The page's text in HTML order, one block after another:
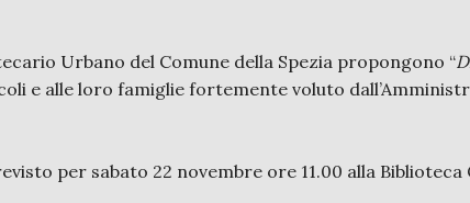
Urbano del Comune della Spezia propongono “
e alle loro famiglie fortemente voluto
per sabato 22 novembre ore 11.00 alla Biblioteca